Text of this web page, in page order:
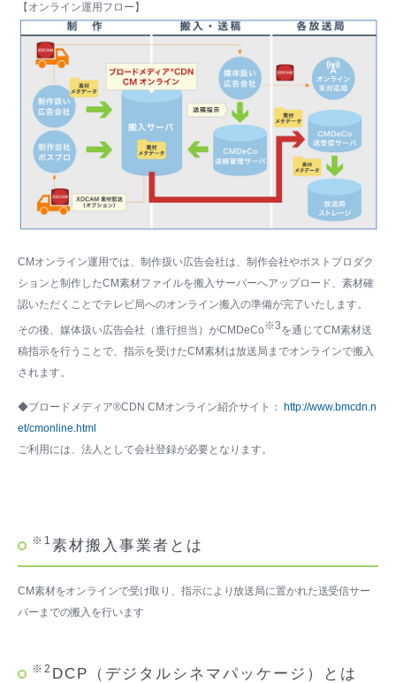
【オンライン運用フロー】
CMオンライン運用では、制作扱い広告会社は、制作会社やポストプロダク
ションと制作したCM素材ファイルを搬入サーバーへアップロード、素材確
認いただくことでテレビ局へのオンライン搬入の準備が完了いたします。
その後、媒体扱い広告会社（進行担当）がCMDeCo※3を通じてCM素材送
稿指示を行うことで、指示を受けたCM素材は放送局までオンラインで搬入
されます。
◆ブロードメディア®CDN CMオンライン紹介サイト： http://www.bmcdn.n
et/cmonline.html
ご利用には、法人として会社登録が必要となります。
※1 素材搬入事業者とは
CM素材をオンラインで受け取り、指示により放送局に置かれた送受信サー
バーまでの搬入を行います
※2 DCP（デジタルシネマパッケージ）とは